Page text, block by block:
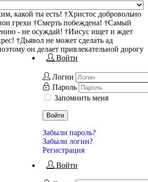
какой ты есть! †Христос добровольно
грехи †Смерть побеждена! †Самый
- не осуждай! †Иисус ищет и ждет
†Дьявол не может сделать ад
он делает привлекательной дорогу
Войти
Логин
Пароль
Запомнить меня
Войти
Забыли пароль?
Забыли логин?
Регистрация
Войти